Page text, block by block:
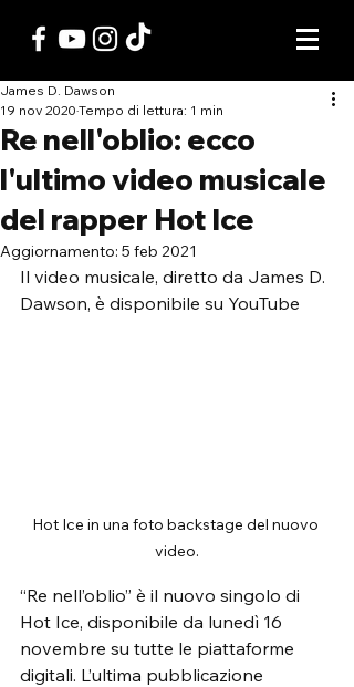
Re nell'oblio: ecco
l'ultimo video musicale
del rapper Hot Ice
James D. Dawson
19 nov 2020 Tempo di lettura: 1 min
Aggiornamento: 5 feb 2021
Il video musicale, diretto da James D.
Dawson, è disponibile su YouTube
Hot Ice in una foto backstage del nuovo
video.
“Re nell’oblio” è il nuovo singolo di
Hot Ice, disponibile da lunedì 16
novembre su tutte le piattaforme
digitali. L’ultima pubblicazione